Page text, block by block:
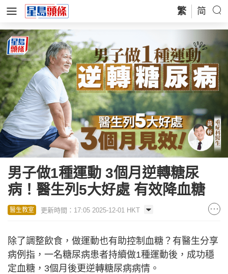
繁 简
男子做1種運動 3個月逆轉糖尿
病！醫生列5大好處 有效降血糖
醫生教室 更新時間：17:05 2025-12-01 HKT
除了調整飲食，做運動也有助控制血糖？有醫生分享
病例指，一名糖尿病患者持續做1種運動後，成功穩
定血糖，3個月後更逆轉糖尿病病情。